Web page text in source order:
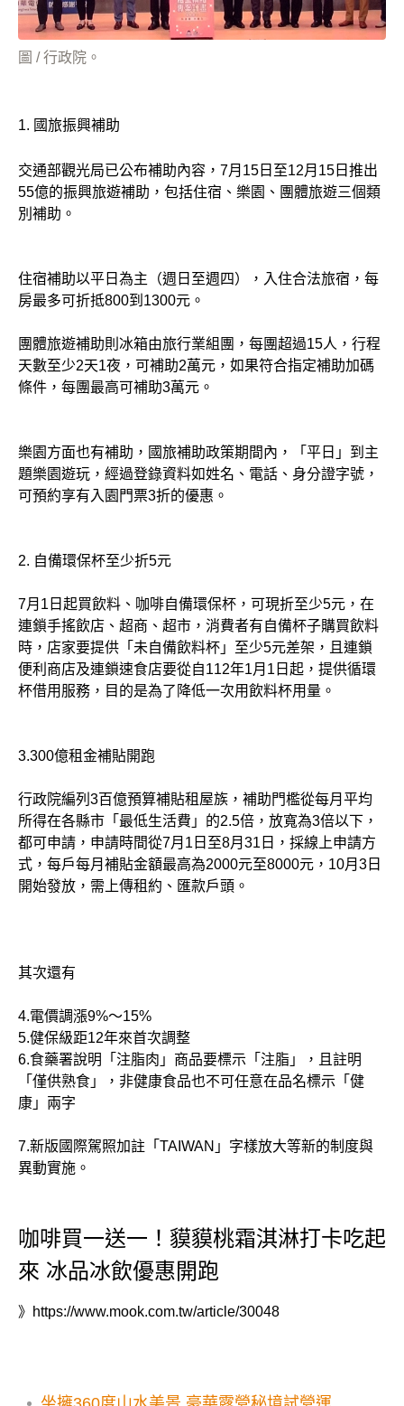
圖 / 行政院。
1. 國旅振興補助
交通部觀光局已公布補助內容，7月15日至12月15日推出
55億的振興旅遊補助，包括住宿、樂園、團體旅遊三個類
別補助。
住宿補助以平日為主（週日至週四），入住合法旅宿，每
房最多可折抵800到1300元。
團體旅遊補助則冰箱由旅行業組團，每團超過15人，行程
天數至少2天1夜，可補助2萬元，如果符合指定補助加碼
條件，每團最高可補助3萬元。
樂園方面也有補助，國旅補助政策期間內，「平日」到主
題樂園遊玩，經過登錄資料如姓名、電話、身分證字號，
可預約享有入園門票3折的優惠。
2. 自備環保杯至少折5元
7月1日起買飲料、咖啡自備環保杯，可現折至少5元，在
連鎖手搖飲店、超商、超市，消費者有自備杯子購買飲料
時，店家要提供「未自備飲料杯」至少5元差架，且連鎖
便利商店及連鎖速食店要從自112年1月1日起，提供循環
杯借用服務，目的是為了降低一次用飲料杯用量。
3.300億租金補貼開跑
行政院編列3百億預算補貼租屋族，補助門檻從每月平均
所得在各縣市「最低生活費」的2.5倍，放寬為3倍以下，
都可申請，申請時間從7月1日至8月31日，採線上申請方
式，每戶每月補貼金額最高為2000元至8000元，10月3日
開始發放，需上傳租約、匯款戶頭。
其次還有
4.電價調漲9%～15%
5.健保級距12年來首次調整
6.食藥署說明「注脂肉」商品要標示「注脂」，且註明
「僅供熟食」，非健康食品也不可任意在品名標示「健
康」兩字
7.新版國際駕照加註「TAIWAN」字樣放大等新的制度與
異動實施。
咖啡買一送一！貘貘桃霜淇淋打卡吃起
來 冰品冰飲優惠開跑
》 https://www.mook.com.tw/article/30048